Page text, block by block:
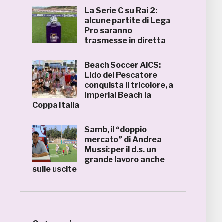
La Serie C su Rai 2:
alcune partite di Lega
Pro saranno
trasmesse in diretta
Beach Soccer AiCS:
Lido del Pescatore
conquista il tricolore, a
Imperial Beach la
Coppa Italia
Samb, il “doppio
mercato” di Andrea
Mussi: per il d.s. un
grande lavoro anche
sulle uscite